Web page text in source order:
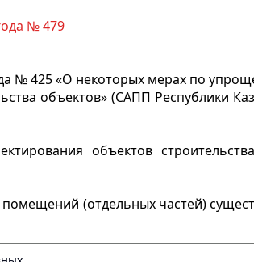
№ 479
№ 425 «О некоторых мерах по
объектов» (САПП Республики
объектов
(отдельных частей)